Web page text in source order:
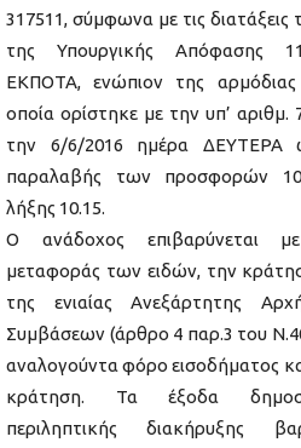
317511, σύμφωνα με τις διατάξεις
της Υπουργικής Απόφασης
ΕΚΠΟΤΑ, ενώπιον της
οποία ορίστηκε με την υπ’ αριθμ.
την 6/6/2016 ημέρα ΔΕΥΤΕΡΑ
παραλαβής των προσφορών
λήξης 10.15.
Ο ανάδοχος επιβαρύνεται
μεταφοράς των ειδών, την
της ενιαίας Ανεξάρτητης
Συμβάσεων (άρθρο 4 παρ.3 του
αναλογούντα φόρο εισοδήματος
κράτηση. Τα έξοδα
περιληπτικής διακήρυξης